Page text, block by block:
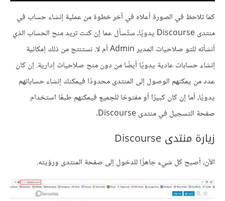
كما تلاحظ في الصورة أعلاه في آخر خطوة من عملية إنشاء حساب في
منتدى Discourse يدويًا، ستُسأل عما إن كنت تريد منح الحساب الذي
أنشأته للتو صلاحيات المدير Admin أم لا. نستنتج من ذلك إمكانية
إنشاء حسابات عادية يدويًا أيضًا من دون منح صلاحيات إدارية. إن كان
عدد من يمكنهم الوصول إلى المنتدى محدودًا فيمكنك إنشاء حساباتهم
يدويًا، أما إن كان كبيرًا أو مفتوحًا للجميع فيمكنهم طبعًا استخدام
صفحة التسجيل في منتدى Discourse.
زيارة منتدى Discourse
الآن، أصبح كل شيء جاهزًا للدخول إلى صفحة المنتدى ورؤيته.